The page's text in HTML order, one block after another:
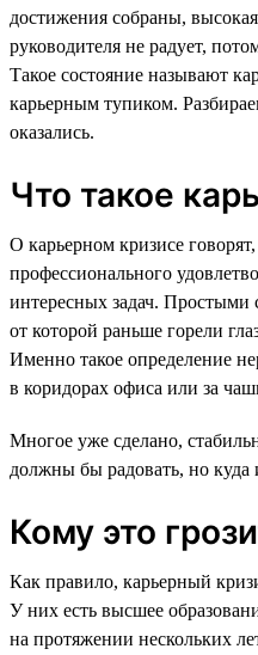
достижения собраны,
руководителя не радует,
Такое состояние называют
карьерным тупиком.
оказались.
Что такое
О карьерном кризисе
профессионального
интересных задач. Простыми
от которой раньше горели
Именно такое определение
в коридорах офиса или за
Многое уже сделано,
должны бы радовать, но
Кому это
Как правило, карьерный
У них есть высшее
на протяжении нескольких